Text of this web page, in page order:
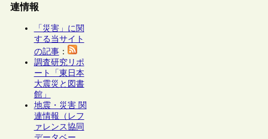
連情報
「災害」に関
する当サイト
の記事：
調査研究リポ
ート「東日本
大震災と図書
館」
地震・災害 関
連情報（レフ
ァレンス協同